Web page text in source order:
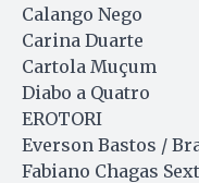
Calango Nego
Carina Duarte
Cartola Muçum
Diabo a Quatro
EROTORI
Everson Bastos /
Fabiano Chagas